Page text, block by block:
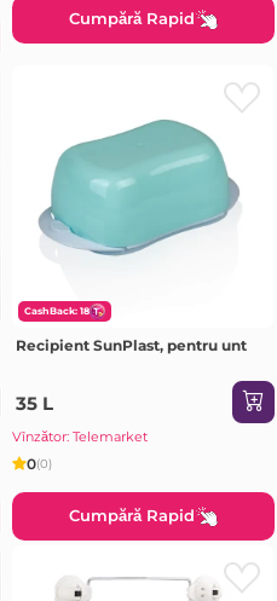
Cumpără Rapid
CashBack: 18
Recipient SunPlast, pentru unt
35 L
Vînzător: Telemarket
0(0)
Cumpără Rapid